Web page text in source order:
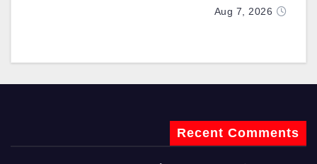
Aug 7, 2026
Recent Comments